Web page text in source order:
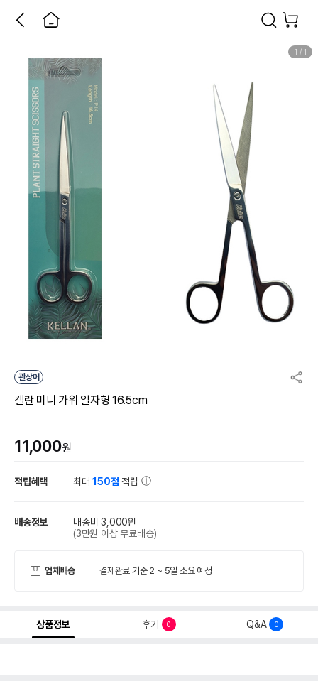
1 / 1
관상어
켈란 미니 가위 일자형 16.5cm
11,000원
적립혜택 최대150점 적립
배송정보
배송비 3,000원
(3만원 이상 무료배송)
업체배송 결제완료 기준 2 ~ 5일 소요 예정
상품정보 후기 0 Q&A 0